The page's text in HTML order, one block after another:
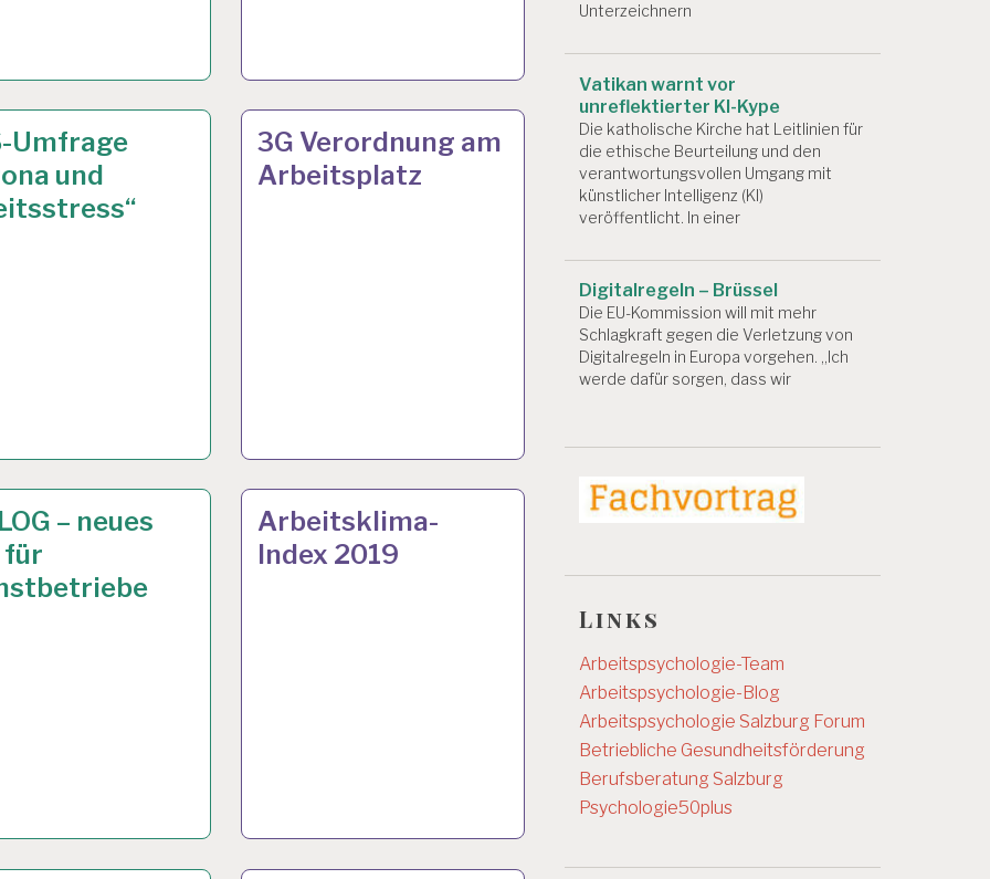
Umfrage
und
2021
ARBEIT
UND
GESUNDHEIT…
3G Verordnung am
Arbeitsplatz
26 OKT. 2021
– neues
für
2019
12-
STUNDEN-
ARBEITSTAG…
Arbeitsklima-
Index 2019
20 FEB. 2019
Unterzeichnern
Vatikan warnt vor
unreflektierter KI-Kype
Die katholische Kirche hat Leitlinien für
die ethische Beurteilung und den
verantwortungsvollen Umgang mit
künstlicher Intelligenz (KI)
veröffentlicht. In einer
Digitalregeln – Brüssel
Die EU-Kommission will mit mehr
Schlagkraft gegen die Verletzung von
Digitalregeln in Europa vorgehen. „Ich
werde dafür sorgen, dass wir
Links
Arbeitspsychologie-Team
Arbeitspsychologie-Blog
Arbeitspsychologie Salzburg Forum
Betriebliche Gesundheitsförderung
Berufsberatung Salzburg
Psychologie50plus